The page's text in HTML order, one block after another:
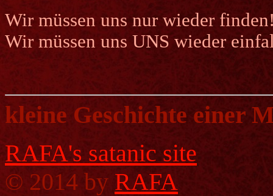
Wir müssen uns nur wieder
Wir müssen uns UNS wieder
kleine Geschichte einer
RAFA's satanic site
© 2014 by RAFA